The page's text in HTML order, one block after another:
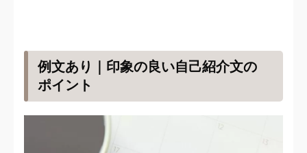
例文あり｜印象の良い自己紹介文の
ポイント